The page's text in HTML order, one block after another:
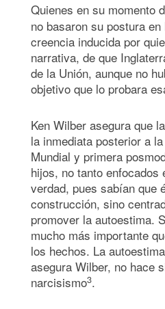
Quienes en su momento
no basaron su postura
creencia inducida por
narrativa, de que
de la Unión, aunque no
objetivo que lo probara
Ken Wilber asegura que
la inmediata posterior a
Mundial y primera
hijos, no tanto enfocados
verdad, pues sabían que
construcción, sino
promover la autoestima.
mucho más importante
los hechos. La
asegura Wilber, no hace
narcisismo3.